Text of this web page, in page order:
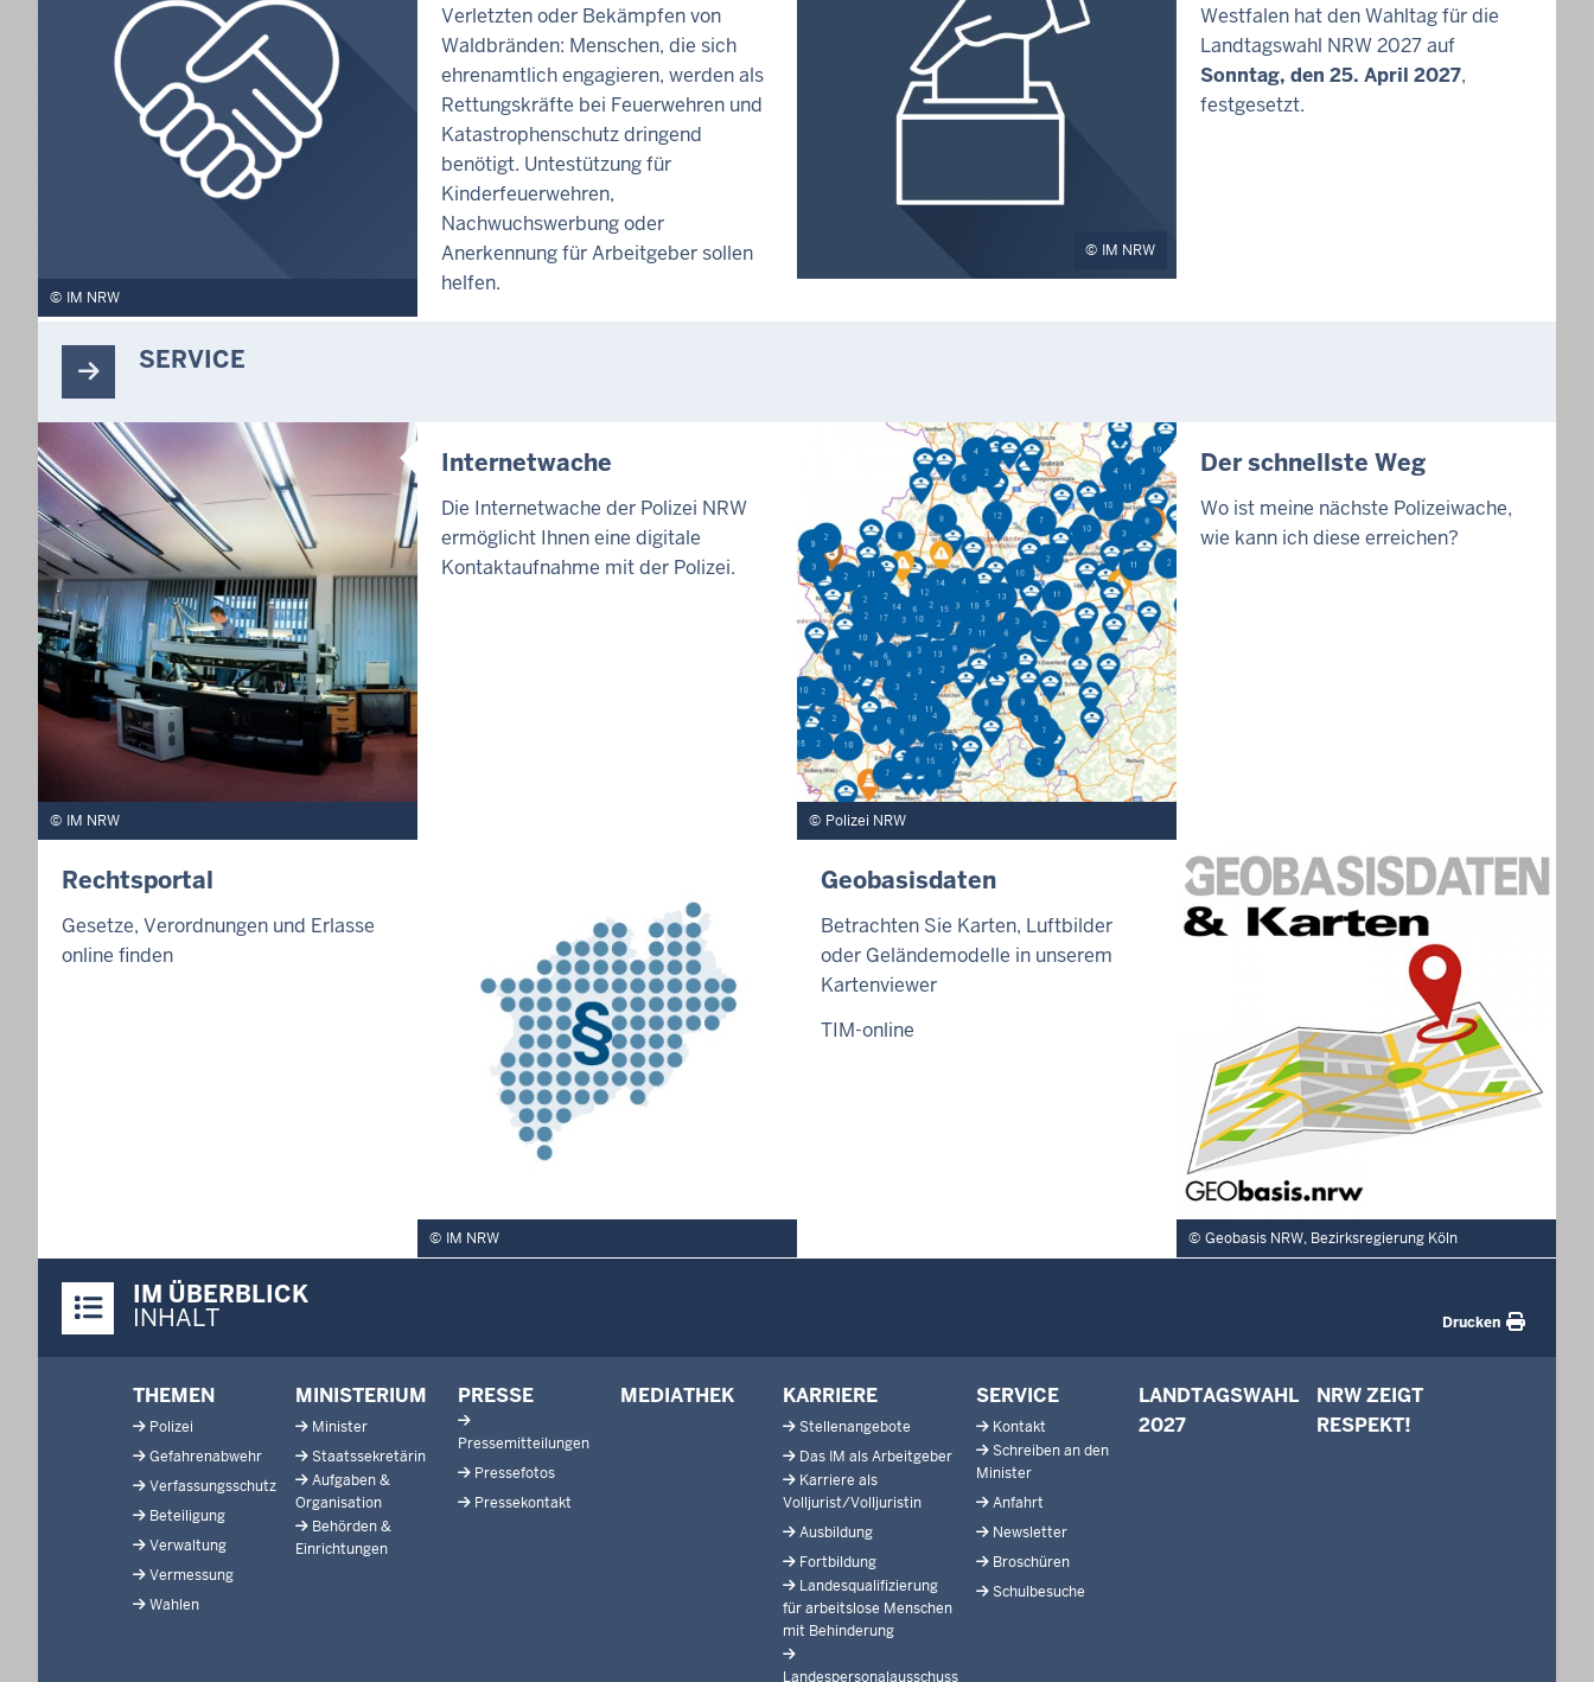
IM NRW
Verletzten oder Bekämpfen von
Waldbränden: Menschen, die sich
ehrenamtlich engagieren, werden als
Rettungskräfte bei Feuerwehren und
Katastrophenschutz dringend
benötigt. Untestützung für
Kinderfeuerwehren,
Nachwuchswerbung oder
Anerkennung für Arbeitgeber sollen
helfen.
IM NRW
Westfalen hat den Wahltag für die
Landtagswahl NRW 2027 auf
Sonntag, den 25. April 2027,
festgesetzt.
SERVICE
IM NRW
Internetwache
Die Internetwache der Polizei NRW
ermöglicht Ihnen eine digitale
Kontaktaufnahme mit der Polizei.
Polizei NRW
Der schnellste Weg
Wo ist meine nächste Polizeiwache,
wie kann ich diese erreichen?
IM NRW
Rechtsportal
Gesetze, Verordnungen und Erlasse
online finden
Geobasis NRW, Bezirksregierung Köln
Geobasisdaten
Betrachten Sie Karten, Luftbilder
oder Geländemodelle in unserem
Kartenviewer
TIM-online
Inhalte
IM ÜBERBLICK
INHALT Drucken
THEMEN
Polizei
Gefahrenabwehr
Verfassungsschutz
Beteiligung
Verwaltung
Vermessung
Wahlen
MINISTERIUM
Minister
Staatssekretärin
Aufgaben &
Organisation
Behörden &
Einrichtungen
PRESSE
Pressemitteilungen
Pressefotos
Pressekontakt
MEDIATHEK KARRIERE
Stellenangebote
Das IM als Arbeitgeber
Karriere als
Volljurist/Volljuristin
Ausbildung
Fortbildung
Landesqualifizierung
für arbeitslose Menschen
mit Behinderung
Landespersonalausschuss
SERVICE
Kontakt
Schreiben an den
Minister
Anfahrt
Newsletter
Broschüren
Schulbesuche
LANDTAGSWAHL
2027
NRW ZEIGT
RESPEKT!